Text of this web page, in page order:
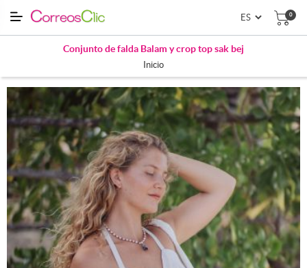
0
Conjunto de falda Balam y crop top sak bej
Inicio